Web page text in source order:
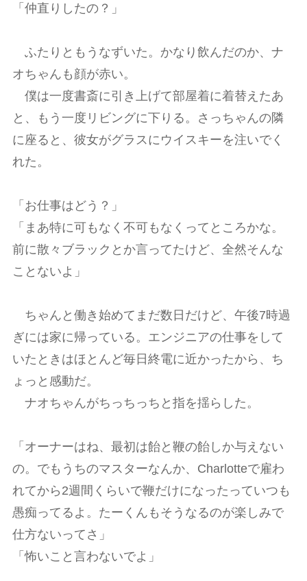
「仲直りしたの？」
ふたりともうなずいた。かなり飲んだのか、ナ
オちゃんも顔が赤い。
僕は一度書斎に引き上げて部屋着に着替えたあ
と、もう一度リビングに下りる。さっちゃんの隣
に座ると、彼女がグラスにウイスキーを注いでく
れた。
「お仕事はどう？」
「まあ特に可もなく不可もなくってところかな。
前に散々ブラックとか言ってたけど、全然そんな
ことないよ」
ちゃんと働き始めてまだ数日だけど、午後7時過
ぎには家に帰っている。エンジニアの仕事をして
いたときはほとんど毎日終電に近かったから、ち
ょっと感動だ。
ナオちゃんがちっちっちと指を揺らした。
「オーナーはね、最初は飴と鞭の飴しか与えない
の。でもうちのマスターなんか、Charlotteで雇わ
れてから2週間くらいで鞭だけになったっていつも
愚痴ってるよ。たーくんもそうなるのが楽しみで
仕方ないってさ」
「怖いこと言わないでよ」